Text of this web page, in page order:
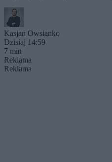
Kasjan Owsianko
Dzisiaj 14:59
7 min
Reklama
Reklama